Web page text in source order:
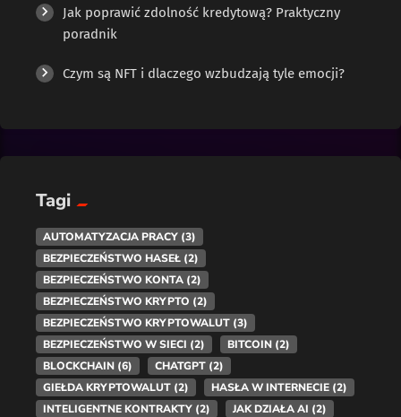
Jak poprawić zdolność kredytową? Praktyczny
poradnik
Czym są NFT i dlaczego wzbudzają tyle emocji?
Tagi
AUTOMATYZACJA PRACY (3)
BEZPIECZEŃSTWO HASEŁ (2)
BEZPIECZEŃSTWO KONTA (2)
BEZPIECZEŃSTWO KRYPTO (2)
BEZPIECZEŃSTWO KRYPTOWALUT (3)
BEZPIECZEŃSTWO W SIECI (2) BITCOIN (2)
BLOCKCHAIN (6) CHATGPT (2)
GIEŁDA KRYPTOWALUT (2) HASŁA W INTERNECIE (2)
INTELIGENTNE KONTRAKTY (2) JAK DZIAŁA AI (2)